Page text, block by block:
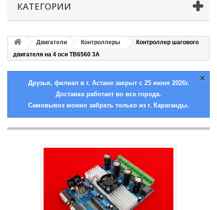
КАТЕГОРИИ
Двигатели Контроллеры
Контроллер шагового
двигателя на 4 оси TB6560 3А
×
Друзья, филиал в г. Астане закрыт с 25 июня 2026г.
Доставка работает во все города.
Самовывоз можно забрать только из г. Караганды.